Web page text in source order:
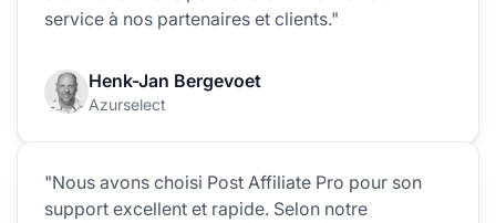
service à nos partenaires et clients."
Henk-Jan Bergevoet
Azurselect
"Nous avons choisi Post Affiliate Pro pour son
support excellent et rapide. Selon notre